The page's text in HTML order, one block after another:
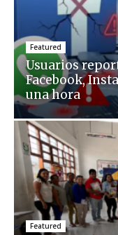
Featured
Usuarios
Facebook,
una hora
Featured